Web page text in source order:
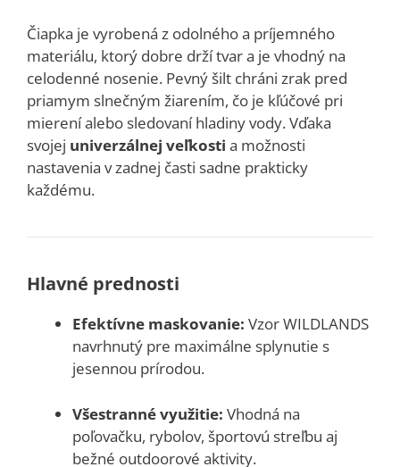
Čiapka je vyrobená z odolného a príjemného
materiálu, ktorý dobre drží tvar a je vhodný na
celodenné nosenie. Pevný šilt chráni zrak pred
priamym slnečným žiarením, čo je kľúčové pri
mierení alebo sledovaní hladiny vody. Vďaka
svojej univerzálnej veľkosti a možnosti
nastavenia v zadnej časti sadne prakticky
každému.
Hlavné prednosti
Efektívne maskovanie: Vzor WILDLANDS
navrhnutý pre maximálne splynutie s
jesennou prírodou.
Všestranné využitie: Vhodná na
poľovačku, rybolov, športovú streľbu aj
bežné outdoorové aktivity.